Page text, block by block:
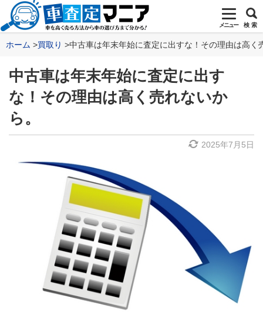
メニュー 検 索
ホーム 買取り 中古車は年末年始に査定に出すな！その理由は高く
中古車は年末年始に査定に出す
な！その理由は高く売れないか
ら。
2025年7月5日